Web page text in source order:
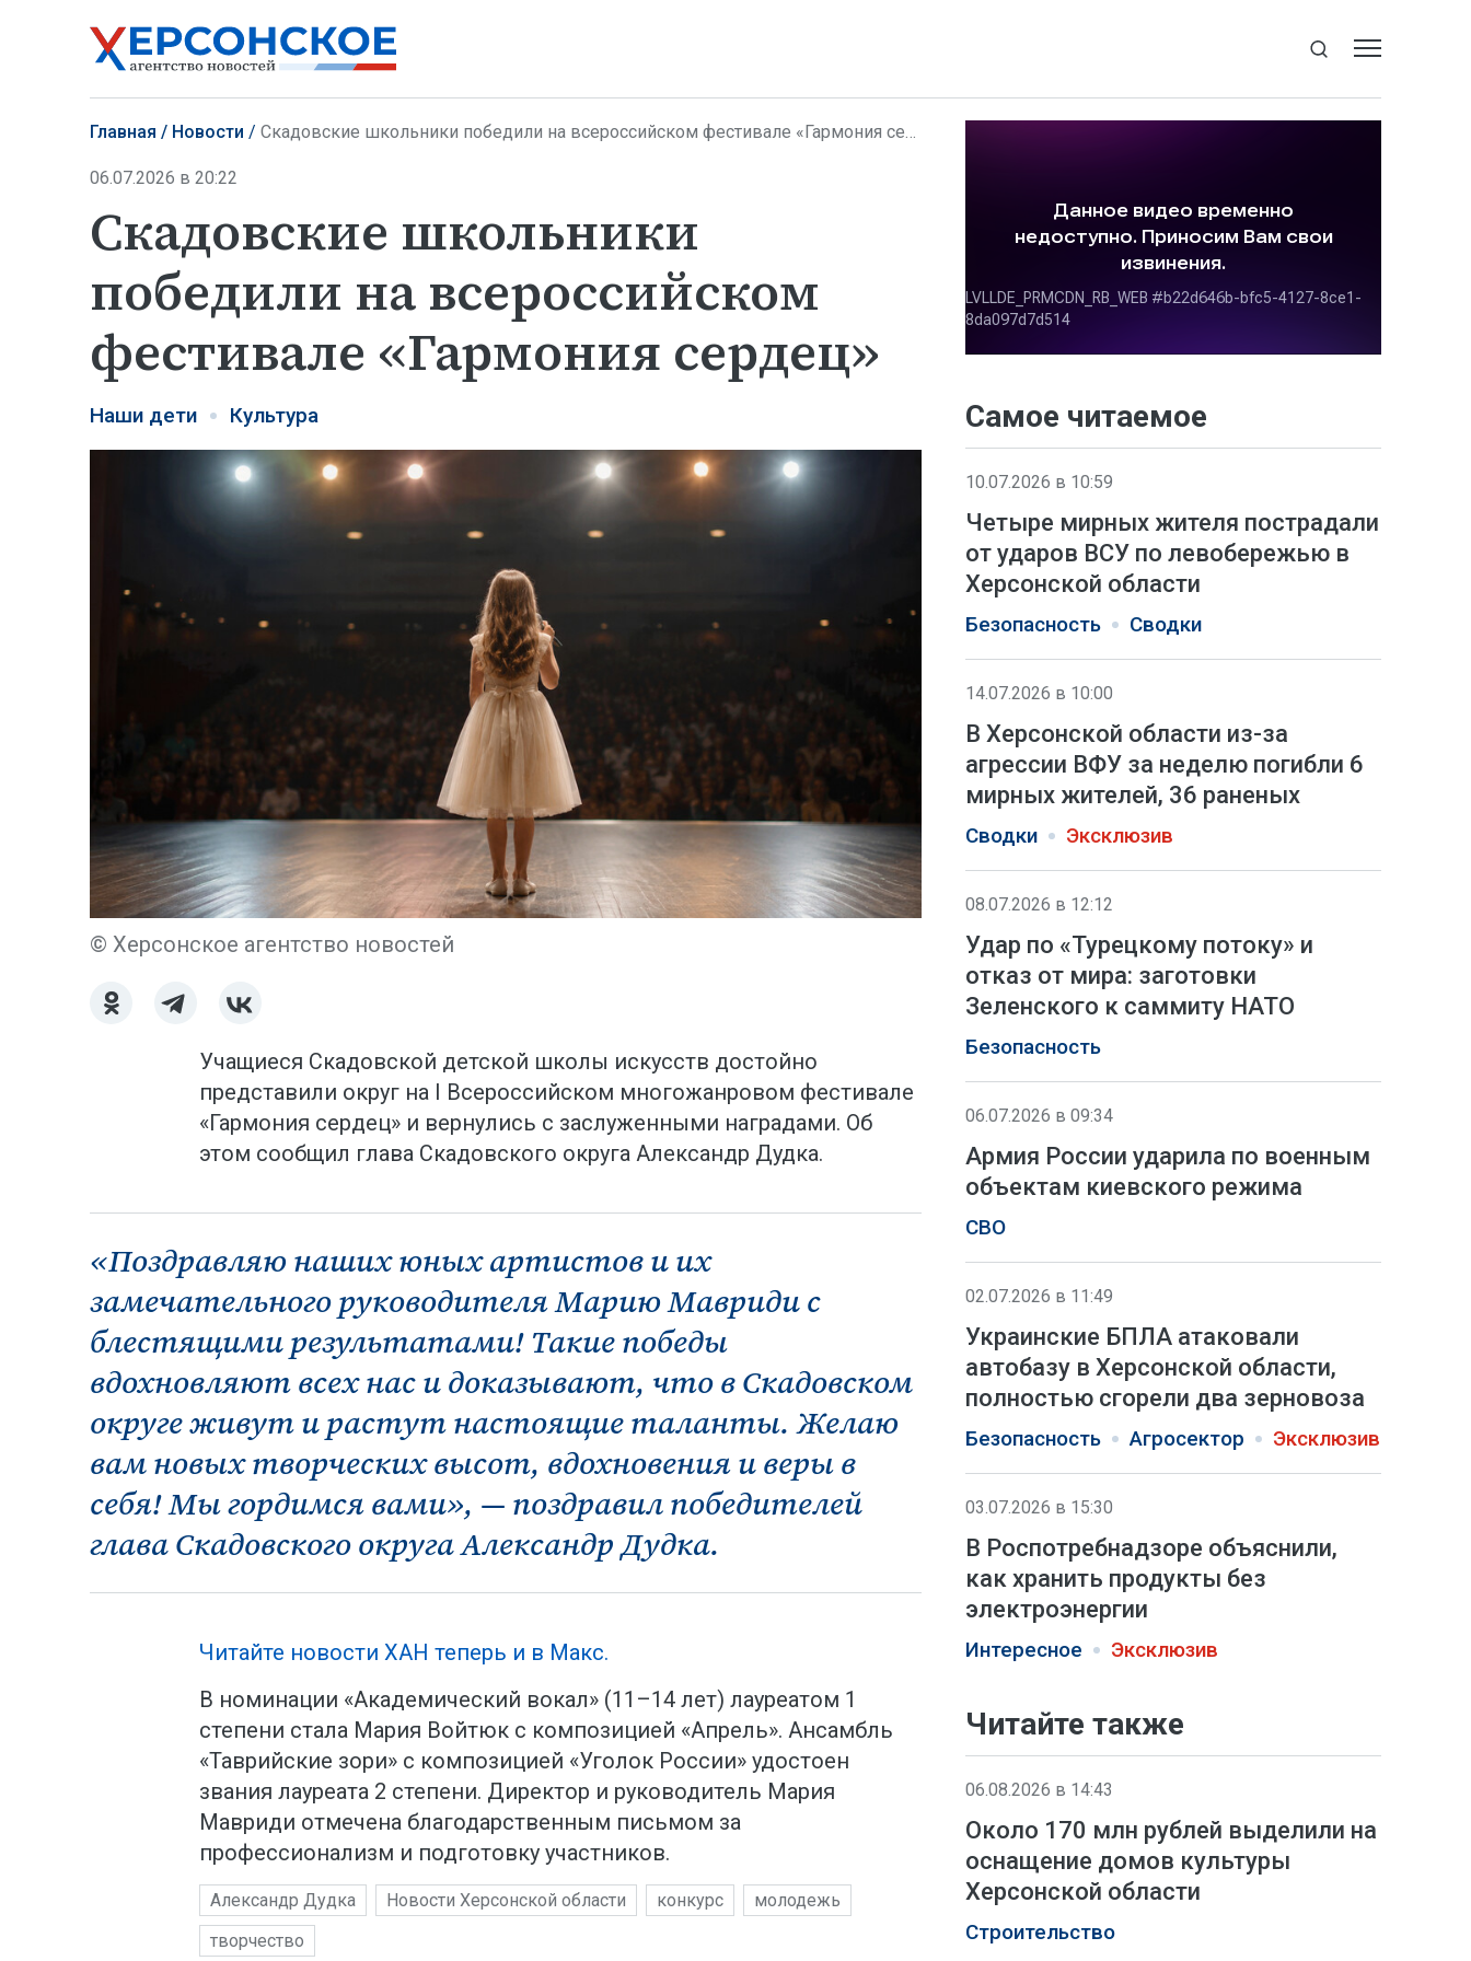
Главная Новости Скадовские школьники победили на всероссийском фестивале «Гармония сердец»
06.07.2026 в 20:22
Скадовские школьники
победили на всероссийском
фестивале «Гармония сердец»
Наши дети Культура
© Херсонское агентство новостей
Учащиеся Скадовской детской школы искусств достойно
представили округ на I Всероссийском многожанровом фестивале
«Гармония сердец» и вернулись с заслуженными наградами. Об
этом сообщил глава Скадовского округа Александр Дудка.
«Поздравляю наших юных артистов и их
замечательного руководителя Марию Мавриди с
блестящими результатами! Такие победы
вдохновляют всех нас и доказывают, что в Скадовском
округе живут и растут настоящие таланты. Желаю
вам новых творческих высот, вдохновения и веры в
себя! Мы гордимся вами», — поздравил победителей
глава Скадовского округа Александр Дудка.
Читайте новости ХАН теперь и в Макс.
В номинации «Академический вокал» (11–14 лет) лауреатом 1
степени стала Мария Войтюк с композицией «Апрель». Ансамбль
«Таврийские зори» с композицией «Уголок России» удостоен
звания лауреата 2 степени. Директор и руководитель Мария
Мавриди отмечена благодарственным письмом за
профессионализм и подготовку участников.
Александр Дудка Новости Херсонской области конкурс
молодежь
творчество
Самое читаемое
10.07.2026 в 10:59
Четыре мирных жителя пострадали
от ударов ВСУ по левобережью в
Херсонской области
Безопасность Сводки
14.07.2026 в 10:00
В Херсонской области из-за
агрессии ВФУ за неделю погибли 6
мирных жителей, 36 раненых
Сводки Эксклюзив
08.07.2026 в 12:12
Удар по «Турецкому потоку» и
отказ от мира: заготовки
Зеленского к саммиту НАТО
Безопасность
06.07.2026 в 09:34
Армия России ударила по военным
объектам киевского режима
СВО
02.07.2026 в 11:49
Украинские БПЛА атаковали
автобазу в Херсонской области,
полностью сгорели два зерновоза
Безопасность Агросектор Эксклюзив
03.07.2026 в 15:30
В Роспотребнадзоре объяснили,
как хранить продукты без
электроэнергии
Интересное Эксклюзив
Читайте также
06.08.2026 в 14:43
Около 170 млн рублей выделили на
оснащение домов культуры
Херсонской области
Строительство